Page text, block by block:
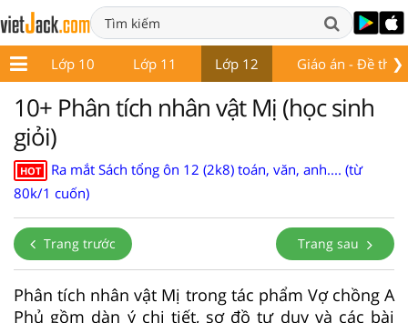
❯
9 Lớp 10 Lớp 11 Lớp 12 Giáo án - Đề thi
10+ Phân tích nhân vật Mị (học sinh
giỏi)
HOT
Ra mắt Sách tổng ôn 12 (2k8) toán, văn, anh.... (từ
80k/1 cuốn)
Trang trước Trang sau
Phân tích nhân vật Mị trong tác phẩm Vợ chồng A
Phủ gồm dàn ý chi tiết, sơ đồ tư duy và các bài